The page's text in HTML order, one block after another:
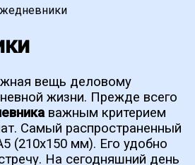
вещь деловому
жизни. Прежде всего
важным критерием
Самый распространенный
(210х150 мм). Его удобно
На сегодняшний день